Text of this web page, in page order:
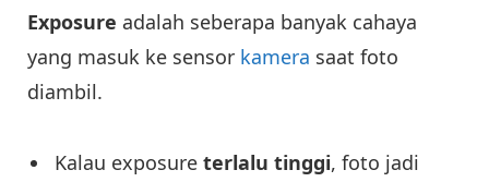
Exposure adalah seberapa banyak cahaya
yang masuk ke sensor kamera saat foto
diambil.
Kalau exposure terlalu tinggi, foto jadi